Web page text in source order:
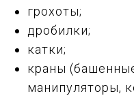
грохоты;
дробилки;
катки;
краны
манипуляторы,